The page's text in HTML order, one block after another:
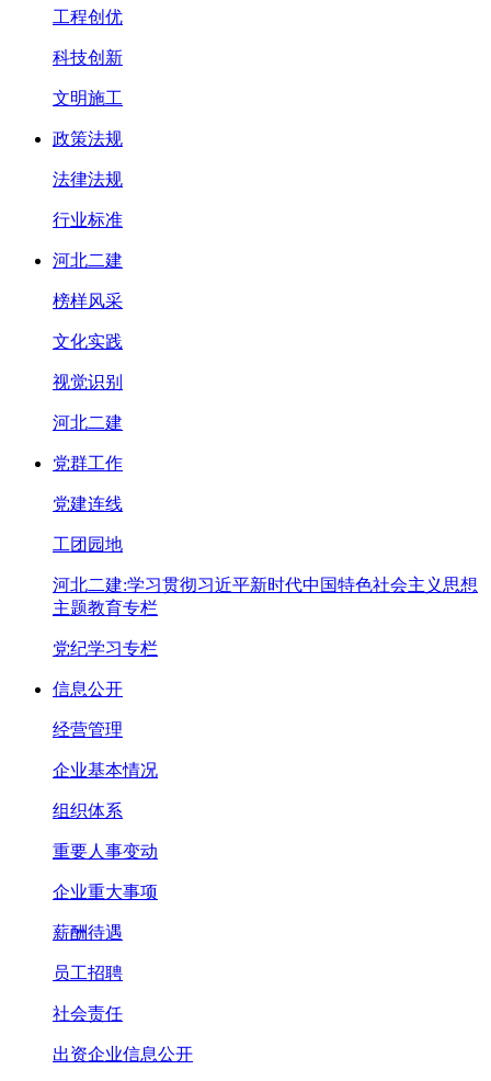
工程创优
科技创新
文明施工
政策法规
法律法规
行业标准
河北二建
榜样风采
文化实践
视觉识别
河北二建
党群工作
党建连线
工团园地
河北二建:学习贯彻习近平新时代中国特色社会主义思想
主题教育专栏
党纪学习专栏
信息公开
经营管理
企业基本情况
组织体系
重要人事变动
企业重大事项
薪酬待遇
员工招聘
社会责任
出资企业信息公开